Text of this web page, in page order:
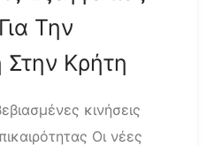
Την
Κρήτη
κινήσεις
Οι νέες